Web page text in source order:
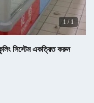
1 / 1
সিস্টেম একত্রিত করুন